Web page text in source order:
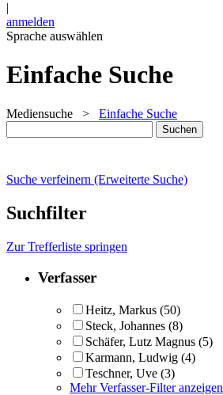
|
anmelden
Sprache auswählen
Einfache Suche
Mediensuche > Einfache Suche
Suche verfeinern (Erweiterte Suche)
Suchfilter
Zur Trefferliste springen
Verfasser
Heitz, Markus (50)
Steck, Johannes (8)
Schäfer, Lutz Magnus (5)
Karmann, Ludwig (4)
Teschner, Uve (3)
Mehr Verfasser-Filter anzeigen